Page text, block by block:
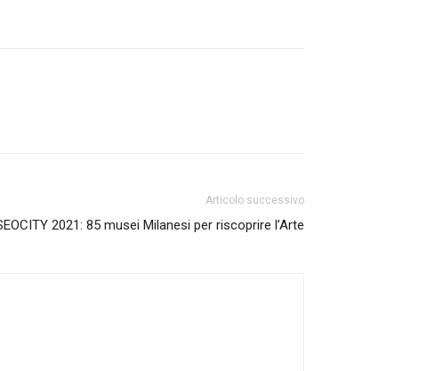
Articolo successivo
2021: 85 musei Milanesi per riscoprire l’Arte